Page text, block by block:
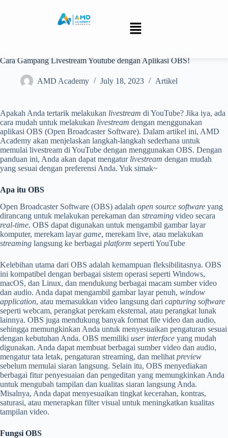
Cara Gampang Livestream Youtube dengan Aplikasi OBS!
AMD Academy July 18, 2023 Artikel
Apakah Anda tertarik melakukan livestream di YouTube? Jika iya, ada
cara mudah untuk melakukan livestream dengan menggunakan
aplikasi OBS (Open Broadcaster Software). Dalam artikel ini, AMD
Academy akan menjelaskan langkah-langkah sederhana untuk
memulai livestream di YouTube dengan menggunakan OBS. Dengan
panduan ini, Anda akan dapat mengatur livestream dengan mudah
yang sesuai dengan preferensi Anda. Yuk simak~
Apa itu OBS
Open Broadcaster Software (OBS) adalah open source software yang
dirancang untuk melakukan perekaman dan streaming video secara
real-time. OBS dapat digunakan untuk mengambil gambar layar
komputer, merekam layargame, merekam live, atau melakukan
streaming langsung ke berbagai platform seperti YouTube
Kelebihan utama dari OBS adalah kemampuan fleksibilitasnya. OBS
ini kompatibel dengan berbagai sistem operasi seperti Windows,
macOS, dan Linux, dan mendukung berbagai macam sumber video
dan audio. Anda dapat mengambil gambar layar penuh, window
application, atau memasukkan video langsung dari capturing software
seperti webcam, perangkat perekam eksternal, atau perangkat lunak
lainnya. OBS juga mendukung banyak format file video dan audio,
sehingga memungkinkan Anda untuk menyesuaikan pengaturan sesuai
dengan kebutuhan Anda. OBS memiliki user interface yang mudah
digunakan. Anda dapat membuat berbagai sumber video dan audio,
mengatur tata letak, pengaturan streaming, dan melihat preview
sebelum memulai siaran langsung. Selain itu, OBS menyediakan
berbagai fitur penyesuaian dan pengeditan yang memungkinkan Anda
untuk mengubah tampilan dan kualitas siaran langsung Anda.
Misalnya, Anda dapat menyesuaikan tingkat kecerahan, kontras,
saturasi, atau menerapkan filter visual untuk meningkatkan kualitas
tampilan video.
Fungsi OBS